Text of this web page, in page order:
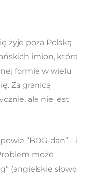
żyje poza Polską
imion, które
formie w wielu
Za granicą
ale nie jest
“BOG-dan” – i
może
(angielskie słowo